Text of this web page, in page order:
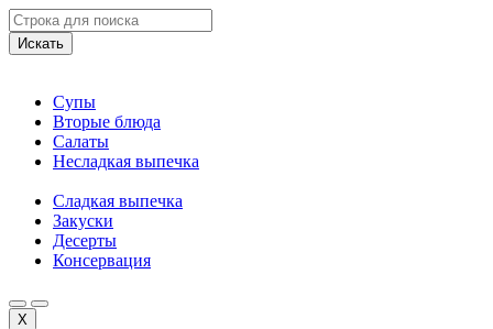
Искать
Супы
Вторые блюда
Салаты
Несладкая выпечка
Сладкая выпечка
Закуски
Десерты
Консервация
X